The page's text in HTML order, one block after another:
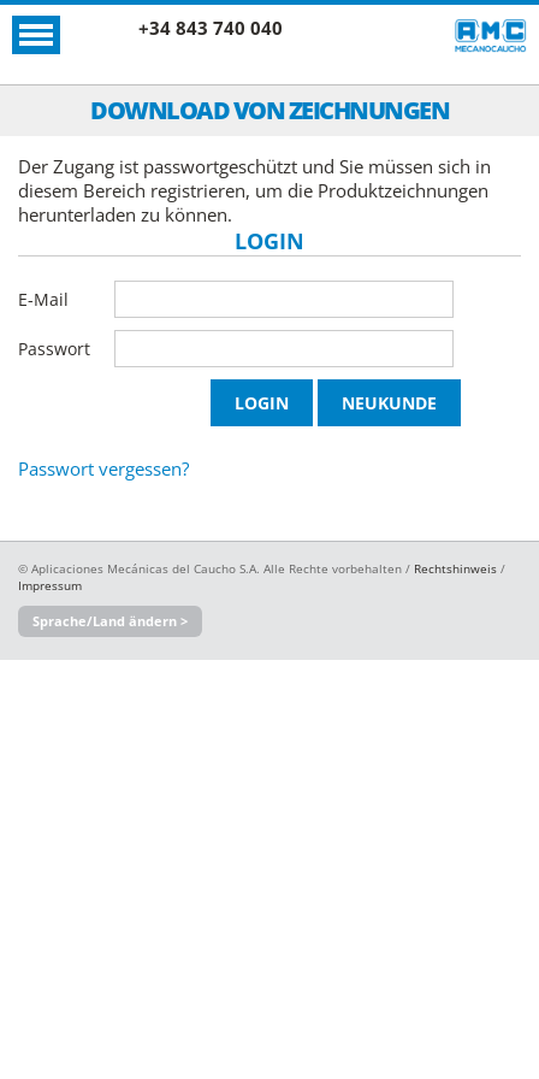
+34 843 740 040
DOWNLOAD VON ZEICHNUNGEN
Der Zugang ist passwortgeschützt und Sie müssen sich in
diesem Bereich registrieren, um die Produktzeichnungen
herunterladen zu können.
LOGIN
E-Mail
Passwort
Passwort vergessen?
© Aplicaciones Mecánicas del Caucho S.A. Alle Rechte vorbehalten / Rechtshinweis /
Impressum
Sprache/Land ändern >